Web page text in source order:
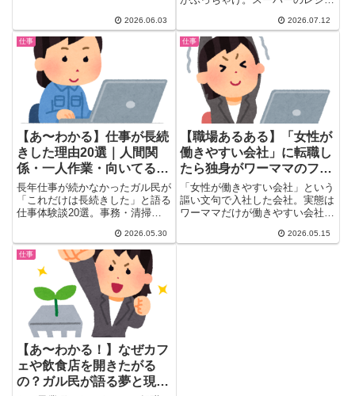
も。働く女性に刺さる職場ミスあ
るある20選。
2026.06.03
気の職種と、人間関係が良い職場
を見抜くコツをリアルな体験談
25選で紹介します。
2026.07.12
仕事
【あ〜わかる】仕事が長続
きした理由20選｜人間関
係・一人作業・向いてる職
種まとめ
長年仕事が続かなかったガル民が
「これだけは長続きした」と語る
仕事体験談20選。事務・清掃・
を掲載。人間関係・一人作業・裁
量の有無が継続の鍵。仕事が続か
なくて悩んでいる方、参考にして
みて。
2026.05.30
仕事
【職場あるある】「女性が
働きやすい会社」に転職し
たら独身がワーママのフォ
ロー係に→ガル民の本音が
炸裂
「女性が働きやすい会社」という
謳い文句で入社した会社。実態は
ワーママだけが働きやすい会社だ
2026.05.15
仕事
【あ〜わかる！】なぜカフ
ェや飲食店を開きたがる
の？ガル民が語る夢と現